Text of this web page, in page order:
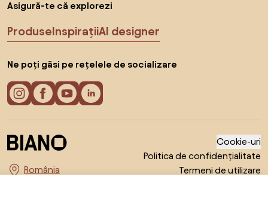
Asigură-te că explorezi
ProduseInspirațiiAI designer
Ne poți găsi pe rețelele de socializare
Alege țara
Cookie-uri
Politica de confidențialitate
Termeni de utilizare